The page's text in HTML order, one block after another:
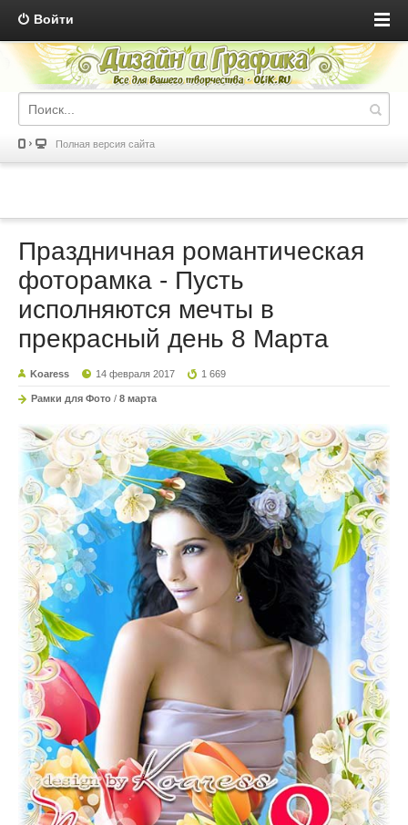
Войти
Полная версия сайта
Праздничная романтическая
фоторамка - Пусть
исполняются мечты в
прекрасный день 8 Марта
Koaress 14 февраля 2017 1 669
Рамки для Фото / 8 марта